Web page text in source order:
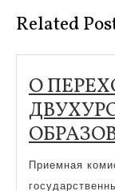
Related
О
Приемная